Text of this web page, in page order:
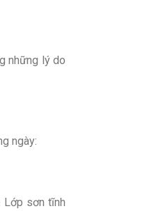
những lý do
ngày:
Lớp sơn tĩnh